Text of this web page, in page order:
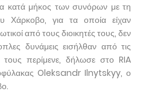
κατά μήκος των συνόρων με τη
Χάρκοβο, για τα οποία είχαν
από τους διοικητές τους, δεν
δυνάμεις εισήλθαν από τις
περίμενε, δήλωσε στο RIA
Oleksandr Ilnytskyy, ο